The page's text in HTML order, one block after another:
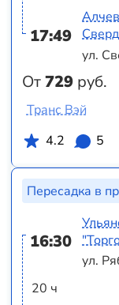
17:49
От729 руб.
ул.
Транс Вэй
4.2
5
Пересадка в
16:30
20 ч
ул.